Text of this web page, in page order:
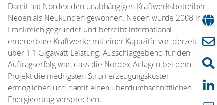
Damit hat Nordex den unabhängigen Kraftwerksbetreiber
Neoen als Neukunden gewonnen. Neoen wurde 2008 in
Frankreich gegründet und betreibt international
erneuerbare Kraftwerke mit einer Kapazität von derzeit
über 1,1 Gigawatt Leistung. Ausschlaggebend für den
Auftragserfolg war, dass die Nordex-Anlagen bei dem
Projekt die niedrigsten Stromerzeugungskosten
ermöglichen und damit einen überdurchschnittlichen
Energieertrag versprechen.